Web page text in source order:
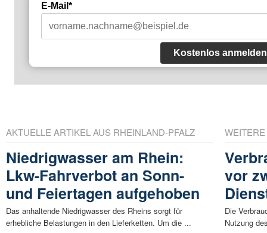
E-Mail*
Kostenlos anmelden
AKTUELLE ARTIKEL AUS RHEINLAND-PFALZ
Niedrigwasser am Rhein:
Lkw-Fahrverbot an Sonn-
und Feiertagen aufgehoben
Das anhaltende Niedrigwasser des Rheins sorgt für
erhebliche Belastungen in den Lieferketten. Um die ...
vor
Die
Nutzung